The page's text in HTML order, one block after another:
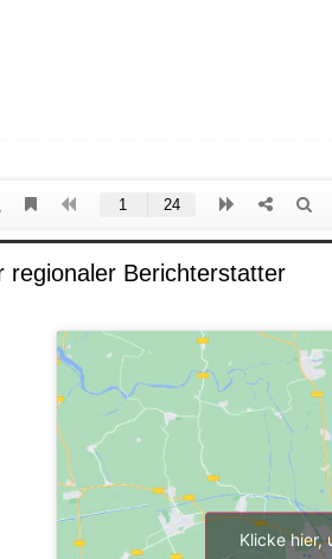
regionaler Berichterstatter
Klicke hier,